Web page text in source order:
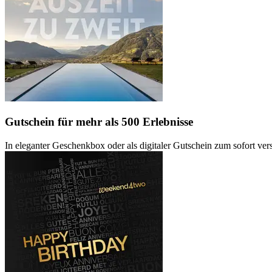
Gutschein für mehr als 500 Erlebnisse
In eleganter Geschenkbox oder als digitaler Gutschein zum sofort